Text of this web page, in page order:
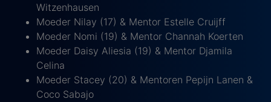
Witzenhausen
Moeder Nilay (17) & Mentor Estelle Cruijff
Moeder Nomi (19) & Mentor Channah Koerten
Moeder Daisy Aliesia (19) & Mentor Djamila
Celina
Moeder Stacey (20) & Mentoren Pepijn Lanen &
Coco Sabajo